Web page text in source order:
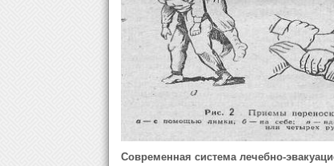
Современная система лечебно-